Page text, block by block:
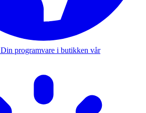
Din programvare i butikken vår